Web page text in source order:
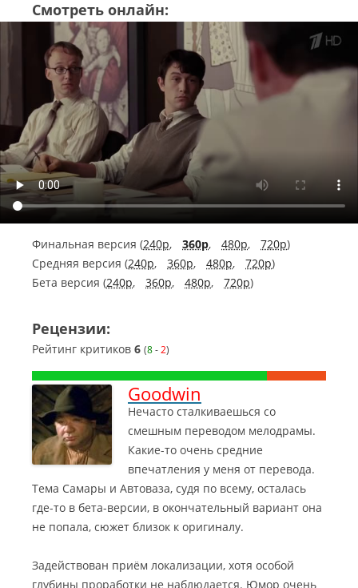
Смотреть онлайн:
Финальная версия (240p, 360p, 480p, 720p)
Средняя версия (240p, 360p, 480p, 720p)
Бета версия (240p, 360p, 480p, 720p)
Рецензии:
Рейтинг критиков 6 (8- 2)
Goodwin
Нечасто сталкиваешься со
смешным переводом мелодрамы.
Какие-то очень средние
впечатления у меня от перевода.
Тема Самары и Автоваза, судя по всему, осталась
где-то в бета-версии, в окончательный вариант она
не попала, сюжет близок к оригиналу.
Задействован приём локализации, хотя особой
глубины проработки не наблюдается. Юмор очень